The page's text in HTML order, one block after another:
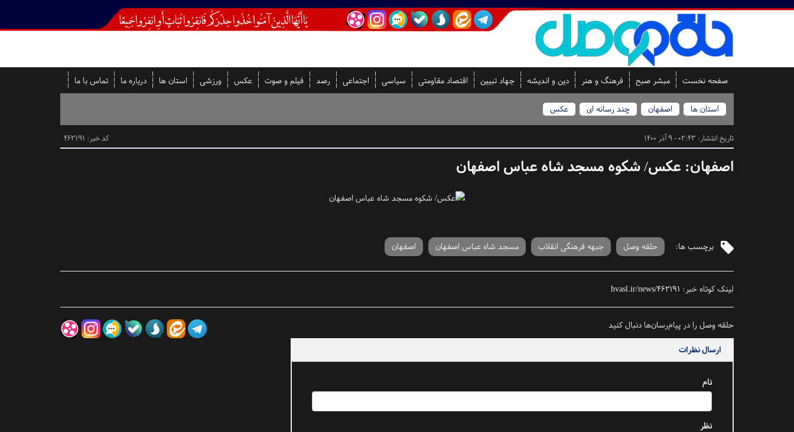
صفحه نخست مبشر صبح فرهنگ و هنر دین و اندیشه جهاد تبیین اقتصاد مقاومتی سیاسی اجتماعی رصد فیلم و صوت عکس ورزشی استان ها درباره ما تماس با ما
استان ها اصفهان چند رسانه ای عکس
تاریخ انتشار: 02:43 - 9 آذر 1400 کد خبر: 462191
اصفهان: عکس/ شکوه مسجد شاه عباس اصفهان
برچسب ها: حلقه وصل جبهه فرهنگی انقلاب مسجد شاه عباس اصفهان اصفهان
لینک کوتاه خبر: hvasl.ir/news/462191
حلقه وصل را در پیام‌رسان‌ها دنبال کنید
ارسال نظرات
نام
نظر